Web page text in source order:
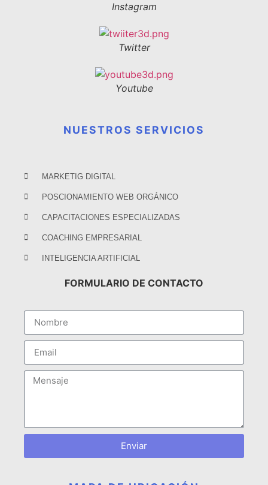
Instagram
Twitter
Youtube
NUESTROS SERVICIOS
MARKETIG DIGITAL
POSCIONAMIENTO WEB ORGÁNICO
CAPACITACIONES ESPECIALIZADAS
COACHING EMPRESARIAL
INTELIGENCIA ARTIFICIAL
FORMULARIO DE CONTACTO
Enviar